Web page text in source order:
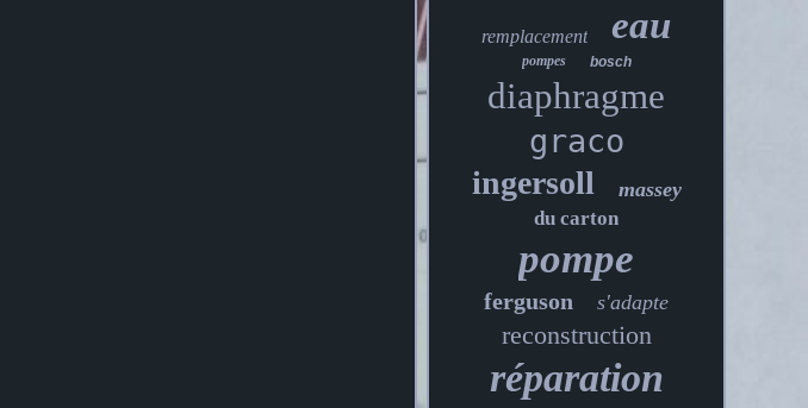
remplacement eau
pompes bosch
diaphragme
graco
ingersoll
massey
du carton
pompe
ferguson s'adapte
reconstruction
réparation